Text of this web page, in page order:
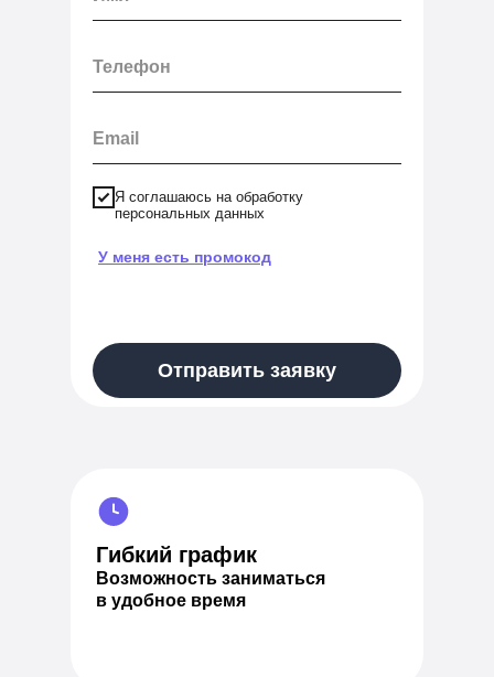
Я соглашаюсь на обработку
персональных данных
Отправить заявку
У меня есть промокод
Гибкий график
Возможность заниматься
в удобное время